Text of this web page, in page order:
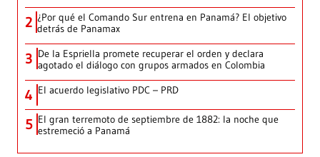
2 ¿Por qué el Comando Sur entrena en Panamá? El objetivo
detrás de Panamax
3 De la Espriella promete recuperar el orden y declara
agotado el diálogo con grupos armados en Colombia
4 El acuerdo legislativo PDC – PRD
5 El gran terremoto de septiembre de 1882: la noche que
estremeció a Panamá